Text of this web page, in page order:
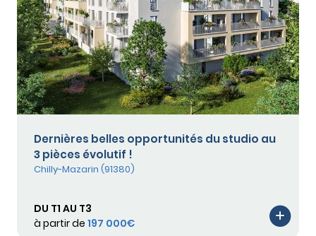
Dernières belles opportunités du studio au
3 pièces évolutif !
Chilly-Mazarin (91380)
DU T1 AU T3
à partir de 197 000€